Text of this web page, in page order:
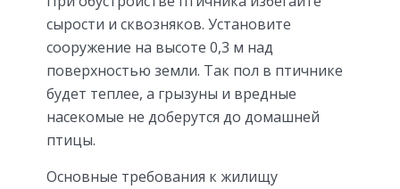
сырости и сквозняков. Установите
сооружение на высоте 0,3 м над
поверхностью земли. Так пол в птичнике
будет теплее, а грызуны и вредные
насекомые не доберутся до домашней
птицы.
Основные требования к жилищу